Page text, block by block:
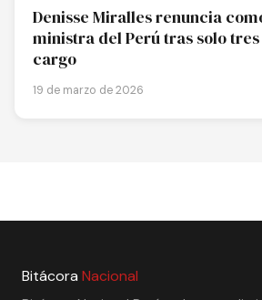
Denisse Miralles renuncia
ministra del Perú tras solo tres
cargo
19 de marzo de 2026
Bitácora Nacional